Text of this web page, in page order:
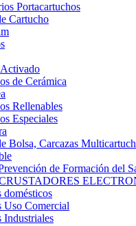
Portacartuchos
Cartucho
de Cerámica
Rellenables
Especiales
Bolsa, Carcazas
de Formación del
domésticos
Uso Comercial
Industriales